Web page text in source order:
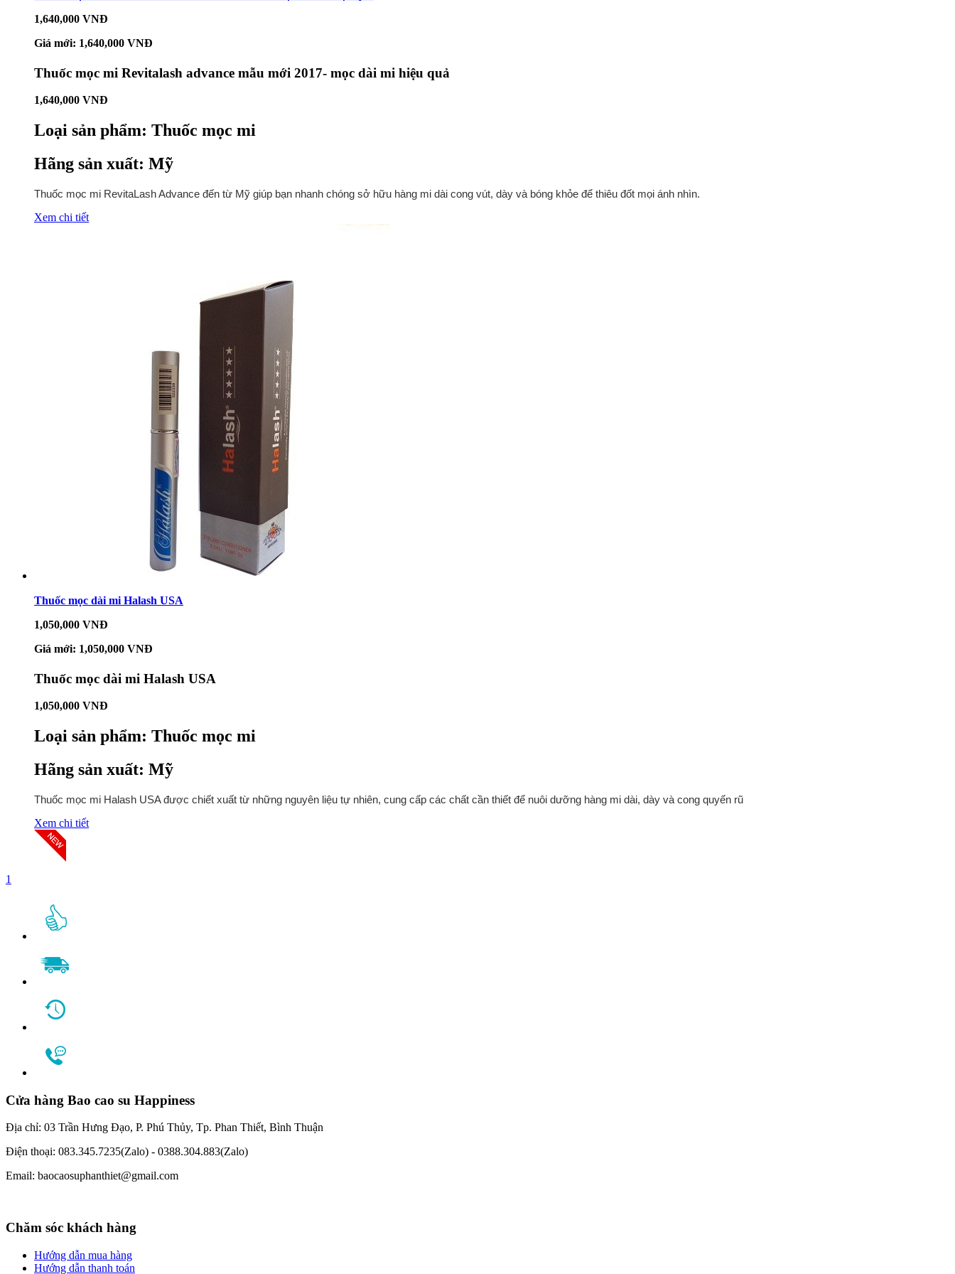
1,640,000 VNĐ
Giá mới: 1,640,000 VNĐ
Thuốc mọc mi Revitalash advance mẫu mới 2017- mọc dài mi hiệu quả
1,640,000 VNĐ
Loại sản phẩm: Thuốc mọc mi
Hãng sản xuất: Mỹ
Thuốc mọc mi RevitaLash Advance đến từ Mỹ giúp bạn nhanh chóng sở hữu hàng mi dài cong vút, dày và bóng khỏe để thiêu đốt mọi ánh nhìn.
Xem chi tiết
Thuốc mọc dài mi Halash USA
1,050,000 VNĐ
Giá mới: 1,050,000 VNĐ
Thuốc mọc dài mi Halash USA
1,050,000 VNĐ
Loại sản phẩm: Thuốc mọc mi
Hãng sản xuất: Mỹ
Thuốc mọc mi Halash USA được chiết xuất từ những nguyên liệu tự nhiên, cung cấp các chất cần thiết để nuôi dưỡng hàng mi dài, dày và cong quyến rũ
Xem chi tiết
1
Cửa hàng Bao cao su Happiness
Địa chỉ: 03 Trần Hưng Đạo, P. Phú Thủy, Tp. Phan Thiết, Bình Thuận
Điện thoại: 083.345.7235(Zalo) - 0388.304.883(Zalo)
Email: baocaosuphanthiet@gmail.com
Chăm sóc khách hàng
Hướng dẫn mua hàng
Hướng dẫn thanh toán